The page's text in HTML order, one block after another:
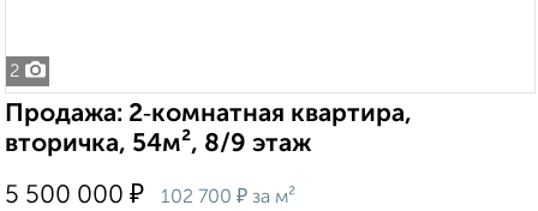
2
Продажа: 2‑комнатная квартира,
вторичка, 54м², 8/9 этаж
5 500 000 ₽ 102 700 ₽ за м²